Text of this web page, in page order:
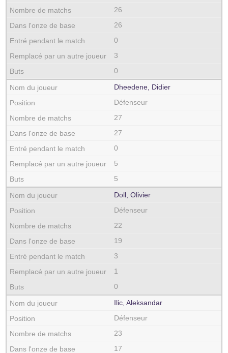
26
26
0
3
0
Dheedene, Didier
Défenseur
27
27
0
5
5
Doll, Olivier
Défenseur
22
19
3
1
0
Ilic, Aleksandar
Défenseur
23
17